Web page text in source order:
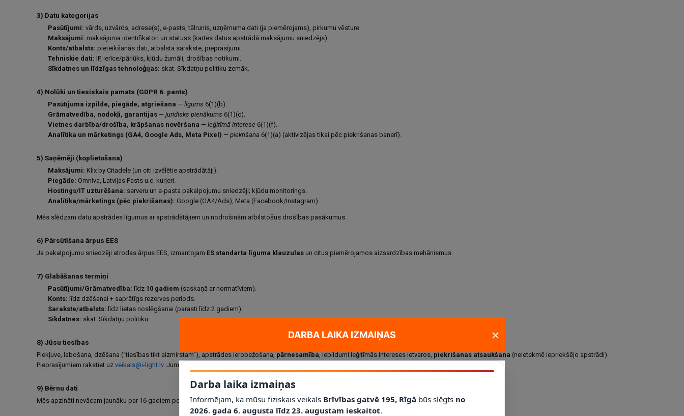
3) Datu kategorijas
Pasūtījumi: vārds, uzvārds, adrese(s), e-pasts, tālrunis, uzņēmuma dati (ja piemērojams), pirkumu vēsture.
Maksājumi: maksājuma identifikatori un statuss (kartes datus apstrādā maksājumu sniedzējs).
Konts/atbalsts: pieteikšanās dati, atbalsta sarakste, pieprasījumi.
Tehniskie dati: IP, ierīce/pārlūks, kļūdu žurnāli, drošības notikumi.
Sīkdatnes un līdzīgas tehnoloģijas: skat. Sīkdatņu politiku zemāk.
4) Nolūki un tiesiskais pamats (GDPR 6. pants)
Pasūtījuma izpilde, piegāde, atgriešana — līgums 6(1)(b).
Grāmatvedība, nodokļi, garantijas — juridisks pienākums 6(1)(c).
Vietnes darbība/drošība, krāpšanas novēršana — leģitīmā interese 6(1)(f).
Analītika un mārketings (GA4, Google Ads, Meta Pixel) — piekrišana 6(1)(a) (aktivizējas tikai pēc piekrišanas banerī).
5) Saņēmēji (koplietošana)
Maksājumi: Klix by Citadele (un citi izvēlētie apstrādātāji).
Piegāde: Omniva, Latvijas Pasts u.c. kurjeri.
Hostings/IT uzturēšana: serveru un e-pasta pakalpojumu sniedzēji; kļūdu monitorings.
Analītika/mārketings (pēc piekrišanas): Google (GA4/Ads), Meta (Facebook/Instagram).
Mēs slēdzam datu apstrādes līgumus ar apstrādātājiem un nodrošinām atbilstošus drošības pasākumus.
6) Pārsūtīšana ārpus EES
Ja pakalpojumu sniedzēji atrodas ārpus EES, izmantojam ES standarta līguma klauzulas un citus piemērojamos aizsardzības mehānismus.
7) Glabāšanas termiņi
Pasūtījumi/Grāmatvedība: līdz 10 gadiem (saskaņā ar normatīviem).
Konts: līdz dzēšanai + saprātīgs rezerves periods.
Sarakste/atbalsts: līdz lietas noslēgšanai (parasti līdz 2 gadiem).
Sīkdatnes: skat. Sīkdatņu politiku.
8) Jūsu tiesības
Piekļuve, labošana, dzēšana (“tiesības tikt aizmirstam”), apstrādes ierobežošana,pārnesamība, iebildumi leģitīmās intereses ietvaros,piekrišanas atsaukšana (neietekmē iepriekšējo apstrādi).
Pieprasījumiem rakstiet uz veikals@i-light.lv. Jums ir tiesības sūdzēties Datu valsts inspekcijā.
9) Bērnu dati
Mēs apzināti nevācam jaunāku par 16 gadiem personas datus komerciāliem nolūkiem. Ja uzskatāt, ka šādi dati iesniegti kļūdaini, sazinieties ar mums.
DARBA LAIKA IZMAIŅAS ×
Darba laika izmaiņas
Informējam, ka mūsu fiziskais veikals Brīvības gatvē 195, Rīgā būs slēgts no
2026. gada 6. augusta līdz 23. augustam ieskaitot.